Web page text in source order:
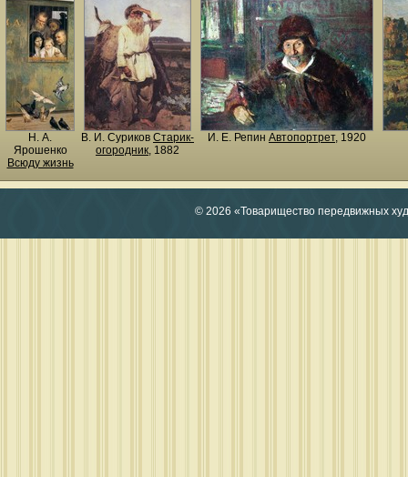
Н. A.
Ярошенко
Всюду жизнь
В. И. Суриков Старик-
огородник, 1882
И. Е. Репин Автопортрет, 1920
© 2026 «Товарищество передвижных